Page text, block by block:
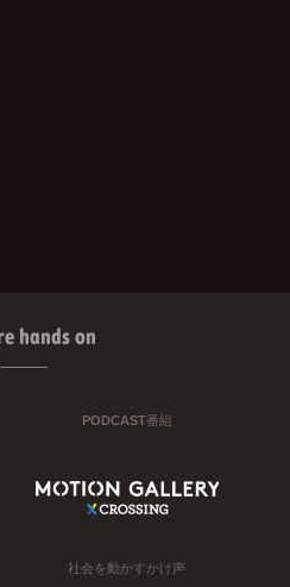
hands on
PODCAST番組
社会を動かすかけ声